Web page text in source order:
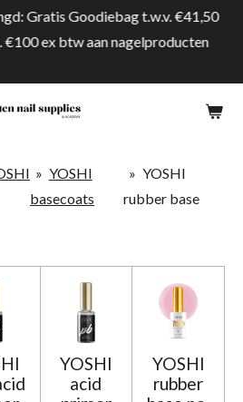
Gratis Goodiebag t.w.v. €41,50
€100 ex btw aan nagelproducten
» YOSHI
basecoats
» YOSHI
rubber base
YOSHI
acid
YOSHI
rubber